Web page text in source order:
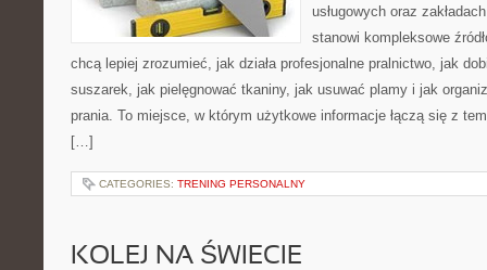
usługowych oraz
stanowi kompleksowe
chcą lepiej zrozumieć, jak działa profesjonalne pralnictwo, jak
suszarek, jak pielęgnować tkaniny, jak usuwać plamy i jak
prania. To miejsce, w którym użytkowe informacje łączą się z
[…]
CATEGORIES: TRENING PERSONALNY
KOLEJ NA ŚWIECIE